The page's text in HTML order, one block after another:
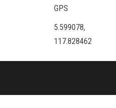
GPS
5.599078,
117.828462